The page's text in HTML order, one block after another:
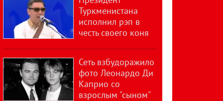
Туркменистана
исполнил рэп в
честь своего коня
Сеть взбудоражило
фото Леонардо Ди
Каприо со
взрослым "сыном"